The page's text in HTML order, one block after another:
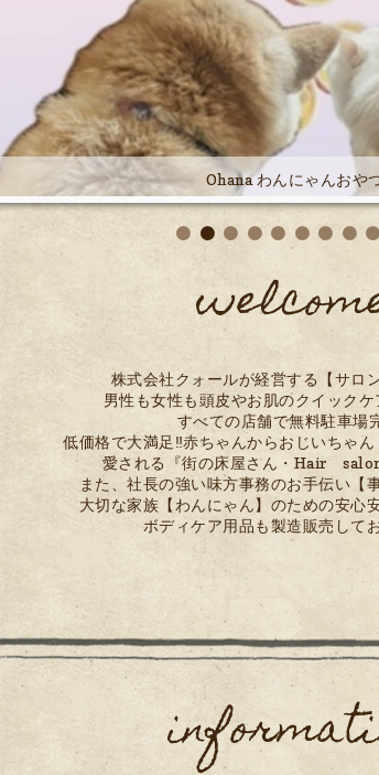
Ohana わんにゃんおや
【緑が丘店】マッサージ専用
株式会社クォールが経営する【サロ
男性も女性も頭皮やお肌のクイック
すべての店舗で無料駐車場
低価格で大満足‼赤ちゃんからおじいちゃ
愛される『街の床屋さん・Hair
また、社長の強い味方事務のお手伝い【
大切な家族【わんにゃん】のための安心
ボディケア用品も製造販売して
2026-02-11
今春🌸Hair Salon ＯＰＥＮ！！
ブログ再開しました！
「矢巾店」臨時時間短縮営業の
2026-01-12
緑が丘店臨時時短営業のお知ら